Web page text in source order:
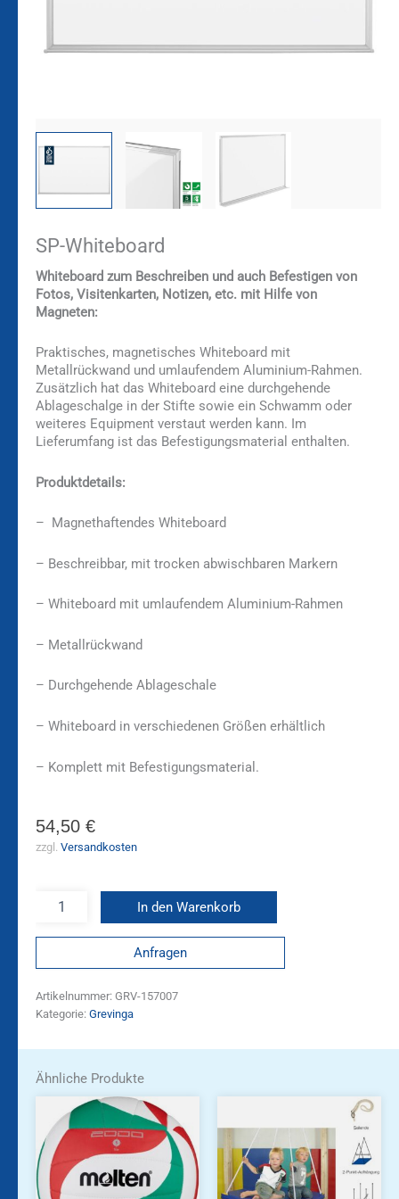
SP-Whiteboard
Whiteboard zum Beschreiben und auch Befestigen von
Fotos, Visitenkarten, Notizen, etc. mit Hilfe von
Magneten:
Praktisches, magnetisches Whiteboard mit
Metallrückwand und umlaufendem Aluminium-Rahmen.
Zusätzlich hat das Whiteboard eine durchgehende
Ablageschalge in der Stifte sowie ein Schwamm oder
weiteres Equipment verstaut werden kann. Im
Lieferumfang ist das Befestigungsmaterial enthalten.
Produktdetails:
– Magnethaftendes Whiteboard
– Beschreibbar, mit trocken abwischbaren Markern
– Whiteboard mit umlaufendem Aluminium-Rahmen
– Metallrückwand
– Durchgehende Ablageschale
– Whiteboard in verschiedenen Größen erhältlich
– Komplett mit Befestigungsmaterial.
54,50 €
zzgl. Versandkosten
In den Warenkorb
Anfragen
Artikelnummer: GRV-157007
Kategorie: Grevinga
Ähnliche Produkte